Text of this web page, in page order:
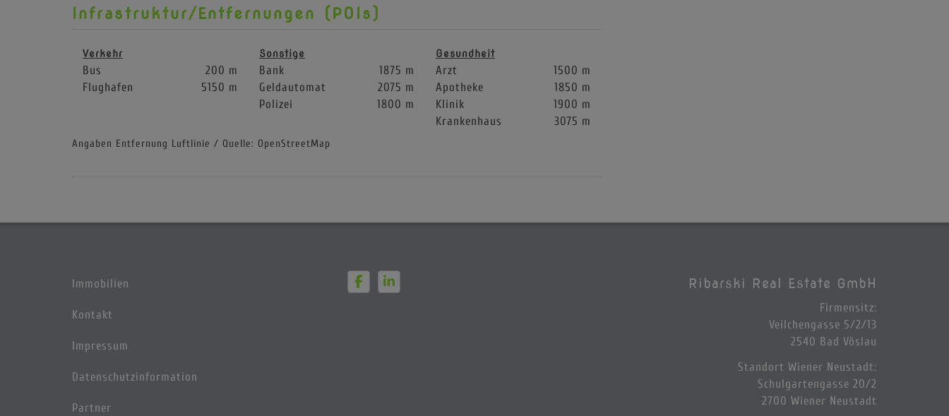
Infrastruktur/Entfernungen (POIs)
Verkehr
Bus
200 m
Flughafen
5150 m
Sonstige
Bank
1875 m
Geldautomat
2075 m
Polizei
1800 m
Gesundheit
Arzt
1500 m
Apotheke
1850 m
Klinik
1900 m
Krankenhaus
3075 m
Angaben Entfernung Luftlinie / Quelle: OpenStreetMap
Immobilien
Kontakt
Impressum
Datenschutzinformation
Partner
Ribarski Real Estate GmbH
Firmensitz:
Veilchengasse 5/2/13
2540 Bad Vöslau
Standort Wiener Neustadt:
Schulgartengasse 20/2
2700 Wiener Neustadt